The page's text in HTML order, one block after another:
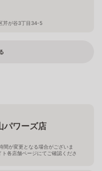
芹が谷3丁目34-5
パワーズ店
間が変更となる場合がございま
各店舗ページにてご確認くださ